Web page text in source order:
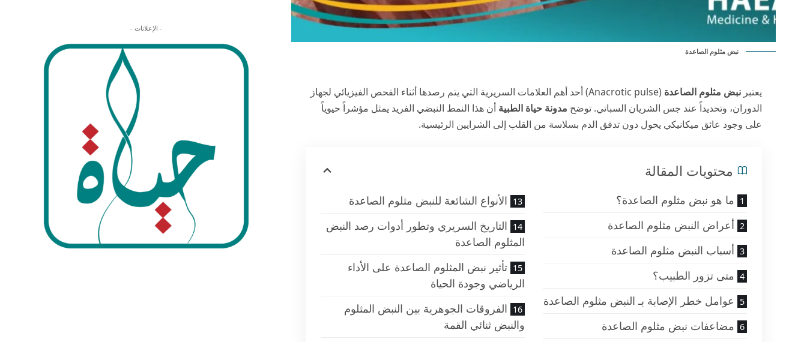
نبض مثلوم الصاعدة
يعتبرنبض مثلوم الصاعدة
(Anacrotic pulse) أحد أهم العلامات السريرية التي يتم رصدها أثناء الفحص الفيزيائي لجهاز
الدوران، وتحديداً عند جس الشريان السباتي. توضح مدونة حياة الطبية أن هذا النمط النبضي الفريد يمثل مؤشراً حيوياً
على وجود عائق ميكانيكي يحول دون تدفق الدم بسلاسة من القلب إلى الشرايين الرئيسية.
محتويات المقالة
ما هو نبض مثلوم الصاعدة؟
أعراض النبض مثلوم الصاعدة
أسباب النبض مثلوم الصاعدة
متى تزور الطبيب؟
عوامل خطر الإصابة بـ النبض مثلوم الصاعدة
مضاعفات نبض مثلوم الصاعدة
الأنواع الشائعة للنبض مثلوم الصاعدة
التاريخ السريري وتطور أدوات رصد النبض
المثلوم الصاعدة
تأثير نبض المثلوم الصاعدة على الأداء
الرياضي وجودة الحياة
الفروقات الجوهرية بين النبض المثلوم
والنبض ثنائي القمة
- الإعلانات -